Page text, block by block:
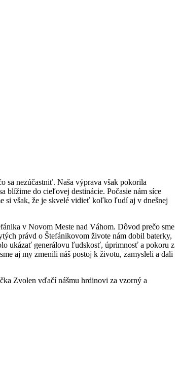
sa nezúčastniť. Naša výprava však pokorila
blížime do cieľovej destinácie. Počasie nám síce
si však, že je skvelé vidieť koľko ľudí aj v dnešnej
v Novom Meste nad Váhom. Dôvod prečo sme
právd o Štefánikovom živote nám dobil baterky,
ukázať generálovu ľudskosť, úprimnosť a pokoru z
aj my zmenili náš postoj k životu, zamysleli a dali
Zvolen vďačí nášmu hrdinovi za vzorný a